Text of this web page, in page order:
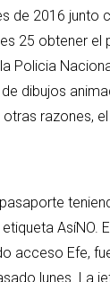
de 2016 junto
25 obtener el
Policia
dibujos
razones,
acceso Efe,
lunes. La